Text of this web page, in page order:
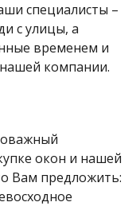
специалисты –
с улицы, а
временем и
компании.
окон и нашей
Вам предложить: